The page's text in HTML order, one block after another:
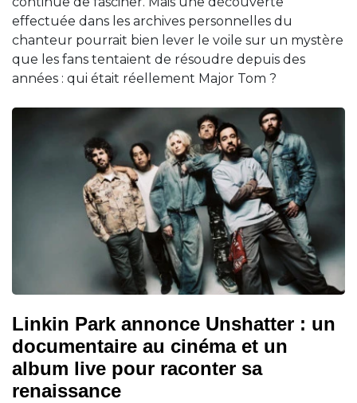
effectuée dans les archives personnelles du
chanteur pourrait bien lever le voile sur un mystère
que les fans tentaient de résoudre depuis des
années : qui était réellement Major Tom ?
Linkin Park annonce Unshatter : un
documentaire au cinéma et un
album live pour raconter sa
renaissance